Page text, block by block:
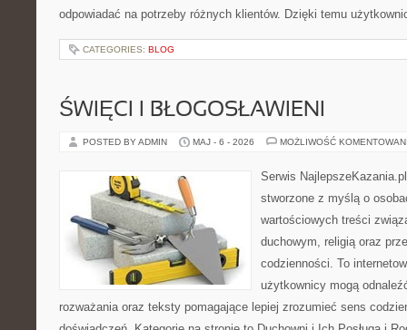
odpowiadać na potrzeby różnych klientów. Dzięki temu
CATEGORIES: BLOG
ŚWIĘCI I BŁOGOSŁAWIENI
POSTED BY ADMIN MAJ - 6 - 2026 MOŻLIWOŚĆ
Serwis
stworzone z myślą o
wartościowych treści
duchowym, religią oraz
codzienności. To
użytkownicy mogą
rozważania oraz teksty pomagające lepiej zrozumieć sens